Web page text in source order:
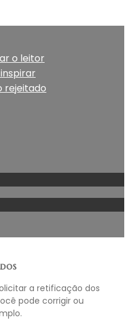
o leitor
rejeitado
a retificação dos
pode corrigir ou